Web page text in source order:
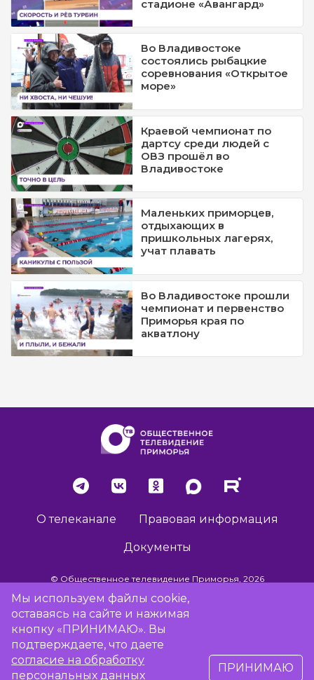
стадионе «Авангард»
Во Владивостоке
состоялись рыбацкие
соревнования «Открытое
море»
Краевой чемпионат по
дартсу среди людей с
ОВЗ прошёл во
Владивостоке
Маленьких приморцев,
отдыхающих в
пришкольных лагерях,
учат плавать
Во Владивостоке прошли
чемпионат и первенство
Приморья края по
акватлону
О телеканале Правовая информация
Документы
© Общественное телевидение Приморья, 2026
Разработка сайта -
Мы используем файлы cookie,
оставаясь на сайте и нажимая
кнопку «ПРИНИМАЮ». Вы
подтверждаете, что даете
согласие на обработку
персональных данных
ПРИНИМАЮ